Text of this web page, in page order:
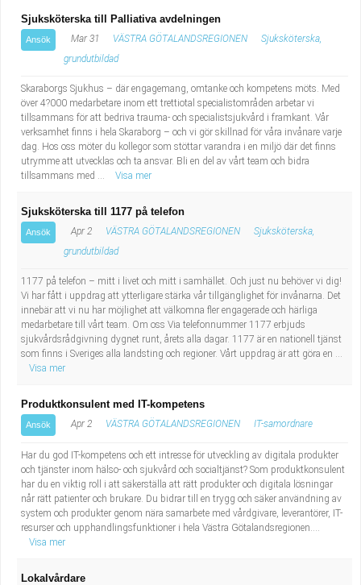
Sjuksköterska till Palliativa avdelningen
Ansök Mar 31 VÄSTRA GÖTALANDSREGIONEN
Sjuksköterska,
grundutbildad
Skaraborgs Sjukhus – där engagemang, omtanke och kompetens möts. Med
över 4?000 medarbetare inom ett trettiotal specialistområden arbetar vi
tillsammans för att bedriva trauma- och specialistsjukvård i framkant. Vår
verksamhet finns i hela Skaraborg – och vi gör skillnad för våra invånare varje
dag. Hos oss möter du kollegor som stöttar varandra i en miljö där det finns
utrymme att utvecklas och ta ansvar. Bli en del av vårt team och bidra
tillsammans med ...
Visa mer
Sjuksköterska till 1177 på telefon
Ansök Apr 2 VÄSTRA GÖTALANDSREGIONEN
Sjuksköterska,
grundutbildad
1177 på telefon – mitt i livet och mitt i samhället. Och just nu behöver vi dig!
Vi har fått i uppdrag att ytterligare stärka vår tillgänglighet för invånarna. Det
innebär att vi nu har möjlighet att välkomna fler engagerade och härliga
medarbetare till vårt team. Om oss Via telefonnummer 1177 erbjuds
sjukvårdsrådgivning dygnet runt, årets alla dagar. 1177 är en nationell tjänst
som finns i Sveriges alla landsting och regioner. Vårt uppdrag är att göra en ...
Visa mer
Produktkonsulent med IT-kompetens
Ansök Apr 2 VÄSTRA GÖTALANDSREGIONEN IT-samordnare
Har du god IT-kompetens och ett intresse för utveckling av digitala produkter
och tjänster inom hälso- och sjukvård och socialtjänst? Som produktkonsulent
har du en viktig roll i att säkerställa att rätt produkter och digitala lösningar
når rätt patienter och brukare. Du bidrar till en trygg och säker användning av
system och produkter genom nära samarbete med vårdgivare, leverantörer, IT-
resurser och upphandlingsfunktioner i hela Västra Götalandsregionen....
Visa mer
Lokalvårdare